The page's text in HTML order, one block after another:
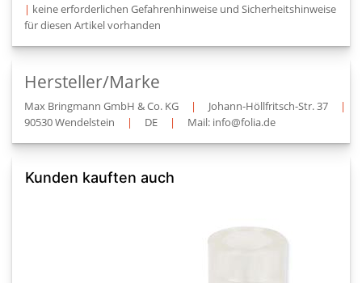
| keine erforderlichen Gefahrenhinweise und Sicherheitshinweise
für diesen Artikel vorhanden
Hersteller/Marke
Max Bringmann GmbH & Co. KG | Johann-Höllfritsch-Str. 37
|
90530 Wendelstein
| DE | Mail: info@folia.de
Kunden kauften auch